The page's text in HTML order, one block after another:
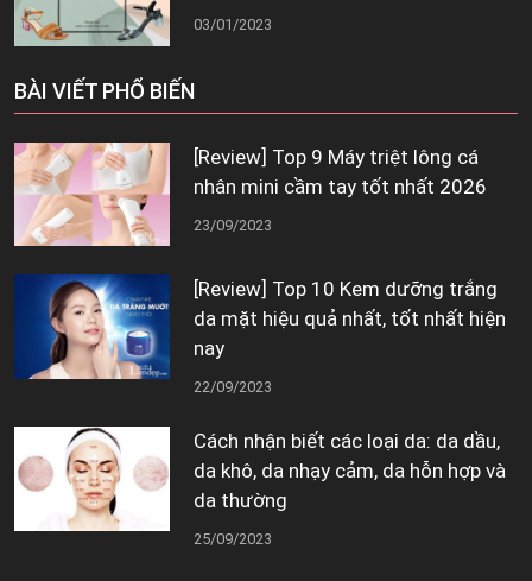
03/01/2023
BÀI VIẾT PHỔ BIẾN
[Review] Top 9 Máy triệt lông cá
nhân mini cầm tay tốt nhất 2026
23/09/2023
[Review] Top 10 Kem dưỡng trắng
da mặt hiệu quả nhất, tốt nhất hiện
nay
22/09/2023
Cách nhận biết các loại da: da dầu,
da khô, da nhạy cảm, da hỗn hợp và
da thường
25/09/2023